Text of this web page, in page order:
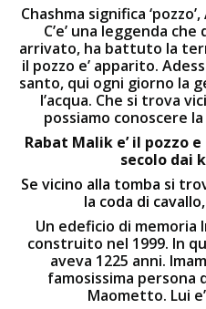
Chashma significa
C’e’ una leggenda
arrivato, ha battuto la
il pozzo e’ apparito.
santo, qui ogni giorno la
l’acqua. Che si trova
possiamo conoscere
Rabat Malik e’ il pozzo
secolo dai
Se vicino alla tomba si
la coda di
Un edeficio di memoria
construito nel 1999. In
aveva 1225 anni.
famosissima persona
Maometto. Lui